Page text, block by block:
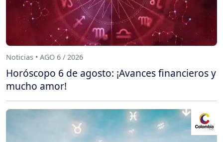
Noticias • AGO 6 / 2026
Horóscopo 6 de agosto: ¡Avances financieros y
mucho amor!